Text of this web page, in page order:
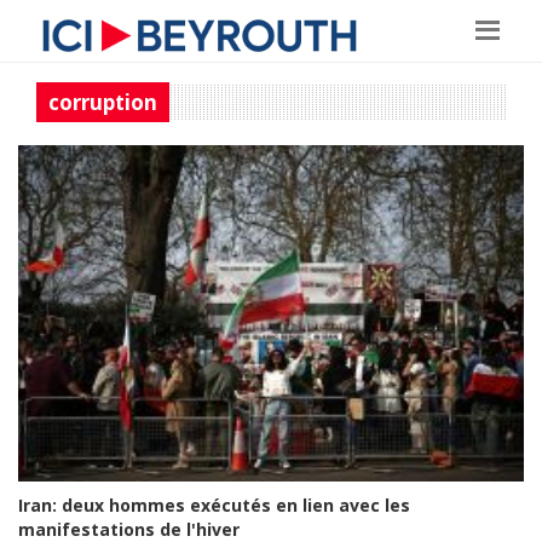
corruption
Iran: deux hommes exécutés en lien avec les
manifestations de l'hiver